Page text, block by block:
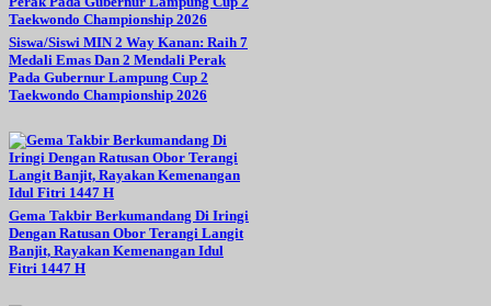
Siswa/Siswi MIN 2 Way Kanan: Raih 7
Medali Emas Dan 2 Mendali Perak
Pada Gubernur Lampung Cup 2
Taekwondo Championship 2026
Gema Takbir Berkumandang Di Iringi
Dengan Ratusan Obor Terangi Langit
Banjit, Rayakan Kemenangan Idul
Fitri 1447 H